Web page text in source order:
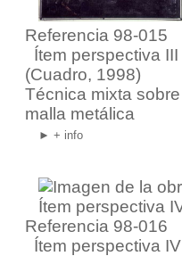
Referencia 98-015
Ítem perspectiva III
(Cuadro, 1998)
Técnica mixta sobre
malla metálica
► + info
Referencia 98-016
Ítem perspectiva IV